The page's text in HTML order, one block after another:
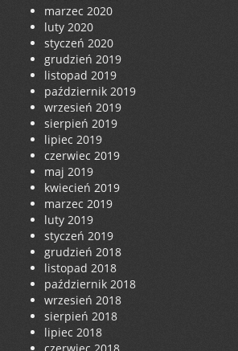
marzec 2020
luty 2020
styczeń 2020
grudzień 2019
listopad 2019
październik 2019
wrzesień 2019
sierpień 2019
lipiec 2019
czerwiec 2019
maj 2019
kwiecień 2019
marzec 2019
luty 2019
styczeń 2019
grudzień 2018
listopad 2018
październik 2018
wrzesień 2018
sierpień 2018
lipiec 2018